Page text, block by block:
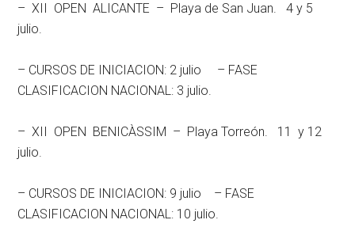
– XII OPEN ALICANTE – Playa de San Juan. 4 y 5
julio.
– CURSOS DE INICIACION: 2 julio – FASE
CLASIFICACION NACIONAL: 3 julio.
– XII OPEN BENICÀSSIM – Playa Torreón. 11 y 12
julio.
– CURSOS DE INICIACION: 9 julio – FASE
CLASIFICACION NACIONAL: 10 julio.